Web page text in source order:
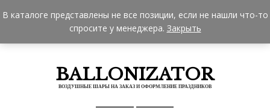
to
+7 962 957-18-50
zakaz@ballonizator.ru
Мы в Москве
Часы работы: 9:00 - 22:00
BALLONIZATOR
ВОЗДУШНЫЕ ШАРЫ НА ЗАКАЗ И ОФОРМЛЕНИЕ ПРАЗДНИКОВ
В каталоге представлены не все позиции, если не нашли что-то
спросите у менеджера. Закрыть